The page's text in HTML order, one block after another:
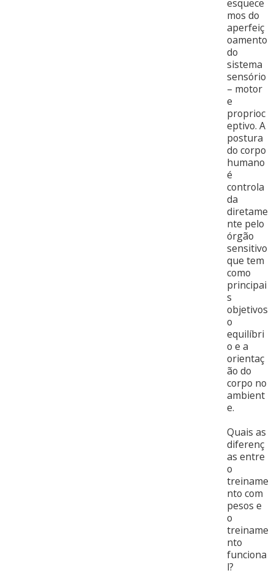
esquece
mos do
aperfeiç
oamento
do
sistema
sensório
– motor
e
proprioc
eptivo. A
postura
do corpo
humano
é
controla
da
diretame
nte pelo
órgão
sensitivo
que tem
como
principai
s
objetivos
o
equilíbri
o e a
orientaç
ão do
corpo no
ambient
e.
Quais as
diferenç
as entre
o
treiname
nto com
pesos e
o
treiname
nto
funciona
l?